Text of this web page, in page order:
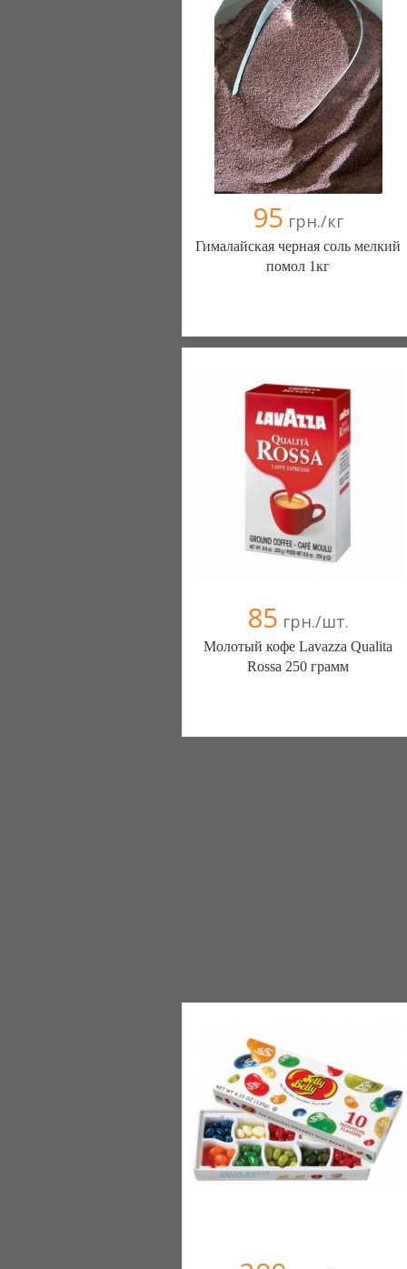
95 грн./кг
Гималайская черная соль мелкий
помол 1кг
095 5337454
85 грн./шт.
Молотый кофе Lavazza Qualita
Rossa 250 грамм
2 отзыв(а), 100% положительных